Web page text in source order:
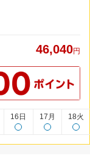
46,040円
16日 17月 18火